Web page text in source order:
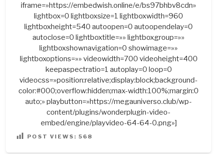
iframe=»https://embedwish.online/e/bs97bhbv8cdn»
lightbox=0 lightboxsize=1 lightboxwidth=960
lightboxheight=540 autoopen=0 autoopendelay=0
autoclose=0 lightboxtitle=»» lightboxgroup=»»
lightboxshownavigation=0 showimage=»»
lightboxoptions=»» videowidth=700 videoheight=400
keepaspectratio=1 autoplay=0 loop=0
videocss=»position:relative;display:block;background-
color:#000;overflow:hidden;max-width:100%;margin:0
auto;» playbutton=»https://megauniverso.club/wp-
content/plugins/wonderplugin-video-
embed/engine/playvideo-64-64-0.png»]
POST VIEWS: 568